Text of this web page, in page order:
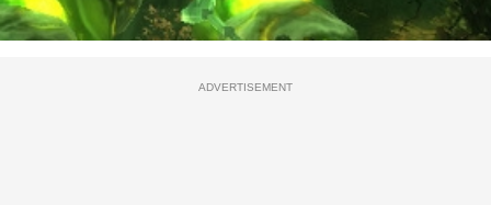
ADVERTISEMENT